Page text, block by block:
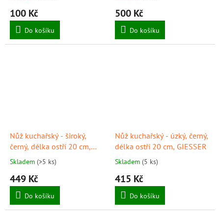
100 Kč
Do košíku
500 Kč
Do košíku
Nůž kuchařský - široký,
černý, délka ostří 20 cm,
GIESSER
Skladem (>5 ks)
449 Kč
Do košíku
Nůž kuchařský - úzký, černý,
délka ostří 20 cm, GIESSER
Skladem (5 ks)
415 Kč
Do košíku